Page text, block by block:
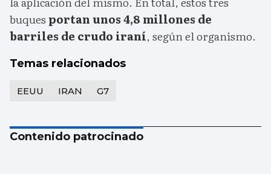
buques portan unos 4,8 millones de
barriles de crudo iraní, según el organismo.
Temas relacionados
EEUU IRAN G7
Contenido patrocinado